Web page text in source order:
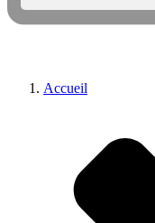
Accueil